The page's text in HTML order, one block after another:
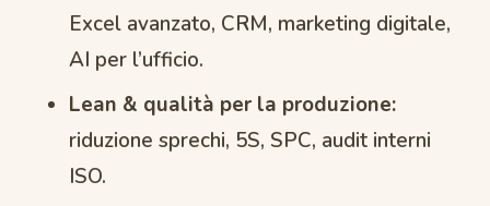
Excel avanzato, CRM, marketing digitale,
AI per l’ufficio.
Lean & qualità per la produzione:
riduzione sprechi, 5S, SPC, audit interni
ISO.